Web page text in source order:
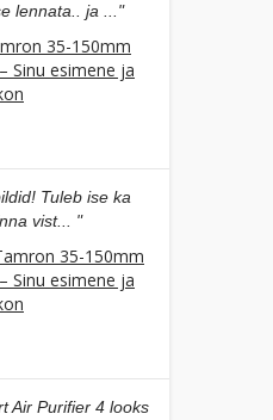
lennata.. ja ..."
35-150mm
Sinu esimene ja
Tuleb ise ka
vist... "
35-150mm
Sinu esimene ja
Air Purifier 4 looks